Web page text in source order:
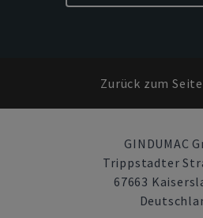
Zurück zum
GINDUMAC
Trippstadter
67663